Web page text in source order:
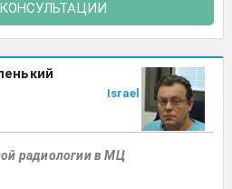
Israel
радиологии в МЦ